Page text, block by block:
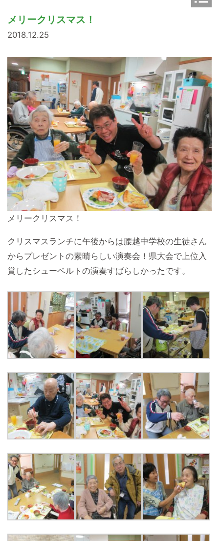
メリークリスマス！
2018.12.25
メリークリスマス！
クリスマスランチに午後からは腰越中学校の生徒さん
からプレゼントの素晴らしい演奏会！県大会で上位入
賞したシューベルトの演奏すばらしかったです。